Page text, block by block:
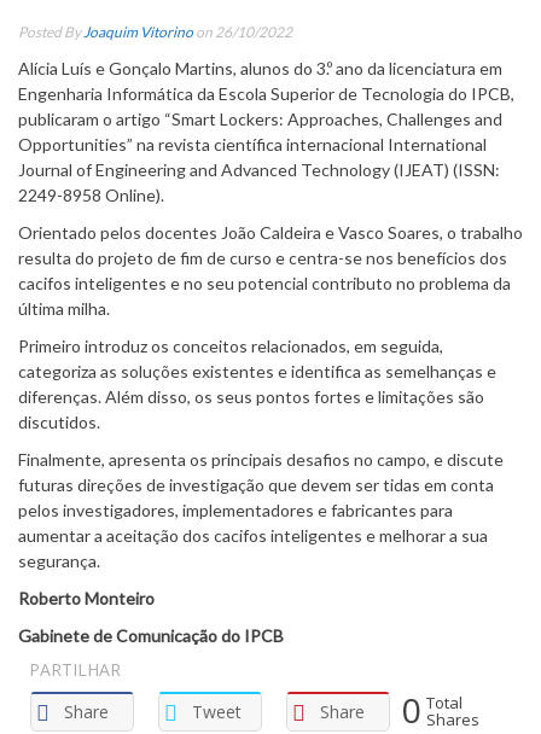
Posted By Joaquim Vitorino on 26/10/2022
Alícia Luís e Gonçalo Martins, alunos do 3.º ano da licenciatura em
Engenharia Informática da Escola Superior de Tecnologia do IPCB,
publicaram o artigo “Smart Lockers: Approaches, Challenges and
Opportunities” na revista científica internacional International
Journal of Engineering and Advanced Technology (IJEAT) (ISSN:
2249-8958 Online).
Orientado pelos docentes João Caldeira e Vasco Soares, o trabalho
resulta do projeto de fim de curso e centra-se nos benefícios dos
cacifos inteligentes e no seu potencial contributo no problema da
última milha.
Primeiro introduz os conceitos relacionados, em seguida,
categoriza as soluções existentes e identifica as semelhanças e
diferenças. Além disso, os seus pontos fortes e limitações são
discutidos.
Finalmente, apresenta os principais desafios no campo, e discute
futuras direções de investigação que devem ser tidas em conta
pelos investigadores, implementadores e fabricantes para
aumentar a aceitação dos cacifos inteligentes e melhorar a sua
segurança.
Roberto Monteiro
Gabinete de Comunicação do IPCB
PARTILHAR
Share
Tweet Share 0 Total
Shares